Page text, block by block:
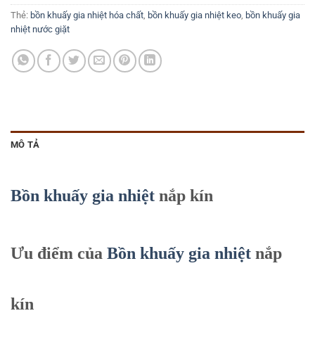
Thẻ: bồn khuấy gia nhiệt hóa chất, bồn khuấy gia nhiệt keo, bồn khuấy gia
nhiệt nước giặt
MÔ TẢ
Bồn khuấy gia nhiệt nắp kín
Ưu điểm của Bồn khuấy gia nhiệt nắp
kín